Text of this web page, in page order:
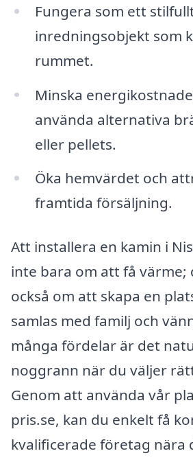
Fungera som ett
inredningsobjekt som
rummet.
Minska
använda alternativa
eller pellets.
Öka hemvärdet och
framtida försäljning.
Att installera en kamin i
inte bara om att få värme;
också om att skapa en
samlas med familj och
många fördelar är det
noggrann när du väljer
Genom att använda vår
pris.se, kan du enkelt få
kvalificerade företag nära